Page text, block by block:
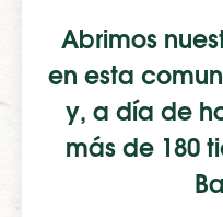
Abrimos
en esta
y, a día de
más de 180